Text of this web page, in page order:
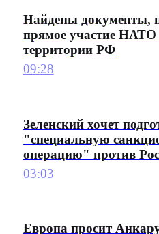
Найдены документы,
прямое участие НАТО
территории РФ
09:28
Зеленский хочет
"специальную
операцию" против
03:03
Европа просит